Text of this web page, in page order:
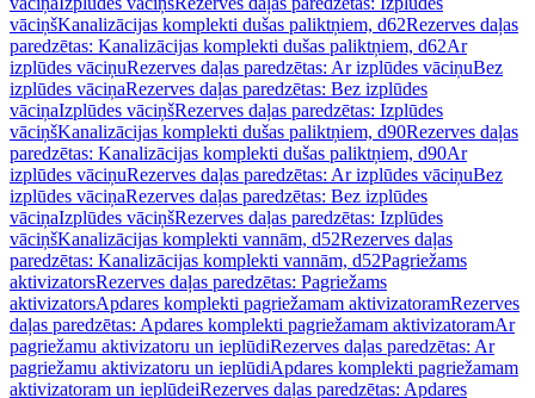
vāciņšKanalizācijas komplekti dušas paliktņiem, d62Rezerves daļas
paredzētas: Kanalizācijas komplekti dušas paliktņiem, d62Ar
izplūdes vāciņuRezerves daļas paredzētas: Ar izplūdes vāciņuBez
izplūdes vāciņaRezerves daļas paredzētas: Bez izplūdes
vāciņaIzplūdes vāciņšRezerves daļas paredzētas: Izplūdes
vāciņšKanalizācijas komplekti dušas paliktņiem, d90Rezerves daļas
paredzētas: Kanalizācijas komplekti dušas paliktņiem, d90Ar
izplūdes vāciņuRezerves daļas paredzētas: Ar izplūdes vāciņuBez
izplūdes vāciņaRezerves daļas paredzētas: Bez izplūdes
vāciņaIzplūdes vāciņšRezerves daļas paredzētas: Izplūdes
vāciņšKanalizācijas komplekti vannām, d52Rezerves daļas
paredzētas: Kanalizācijas komplekti vannām, d52Pagriežams
aktivizatorsRezerves daļas paredzētas: Pagriežams
aktivizatorsApdares komplekti pagriežamam aktivizatoramRezerves
daļas paredzētas: Apdares komplekti pagriežamam aktivizatoramAr
pagriežamu aktivizatoru un ieplūdiRezerves daļas paredzētas: Ar
pagriežamu aktivizatoru un ieplūdiApdares komplekti pagriežamam
aktivizatoram un ieplūdeiRezerves daļas paredzētas: Apdares